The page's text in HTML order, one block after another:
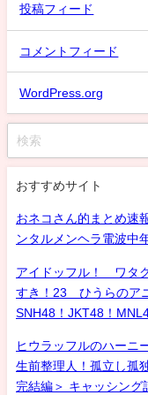
投稿フィード
コメントフィード
WordPress.org
おすすめサイト
おネコさん的まとめ速
ンタルメンヘラ電波中
アイドッフル！ ワタ
すき！23 ひうらのア
SNH48！JKT48！
ヒウラッフルのハーニ
生前整理人！孤立し孤
完結編＞ キャッシング